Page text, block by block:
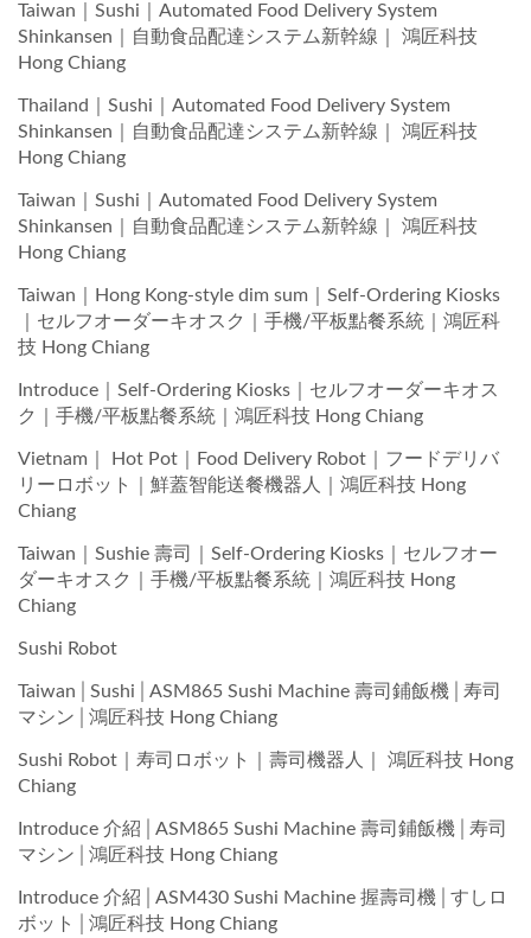
Taiwan｜Sushi｜Automated Food Delivery System
Shinkansen｜自動食品配達システム新幹線｜ 鴻匠科技
Hong Chiang
Thailand｜Sushi｜Automated Food Delivery System
Shinkansen｜自動食品配達システム新幹線｜ 鴻匠科技
Hong Chiang
Taiwan｜Sushi｜Automated Food Delivery System
Shinkansen｜自動食品配達システム新幹線｜ 鴻匠科技
Hong Chiang
Taiwan｜Hong Kong-style dim sum｜Self-Ordering Kiosks
｜セルフオーダーキオスク｜手機/平板點餐系統｜鴻匠科
技 Hong Chiang
Introduce｜Self-Ordering Kiosks｜セルフオーダーキオス
ク｜手機/平板點餐系統｜鴻匠科技 Hong Chiang
Vietnam｜ Hot Pot｜Food Delivery Robot｜フードデリバ
リーロボット｜鮮蓋智能送餐機器人｜鴻匠科技 Hong
Chiang
Taiwan｜Sushie 壽司｜Self-Ordering Kiosks｜セルフオー
ダーキオスク｜手機/平板點餐系統｜鴻匠科技 Hong
Chiang
Sushi Robot
Taiwan│Sushi│ASM865 Sushi Machine 壽司鋪飯機│寿司
マシン│鴻匠科技 Hong Chiang
Sushi Robot｜寿司ロボット｜壽司機器人｜ 鴻匠科技 Hong
Chiang
Introduce 介紹│ASM865 Sushi Machine 壽司鋪飯機│寿司
マシン│鴻匠科技 Hong Chiang
Introduce 介紹│ASM430 Sushi Machine 握壽司機│すしロ
ボット│鴻匠科技 Hong Chiang